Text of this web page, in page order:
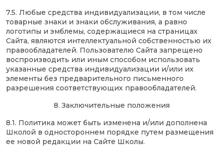
7.5. Любые средства индивидуализации, в том числе
товарные знаки и знаки обслуживания, а равно
логотипы и эмблемы, содержащиеся на страницах
Сайта, являются интеллектуальной собственностью их
правообладателей. Пользователю Сайта запрещено
воспроизводить или иным способом использовать
указанные средства индивидуализации и/или их
элементы без предварительного письменного
разрешения соответствующих правообладателей.
8. Заключительные положения
8.1. Политика может быть изменена и/или дополнена
Школой в одностороннем порядке путем размещения
ее новой редакции на Сайте Школы.